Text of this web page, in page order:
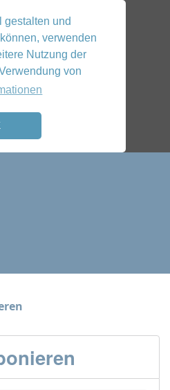
gestalten und
verwenden
Nutzung der
von